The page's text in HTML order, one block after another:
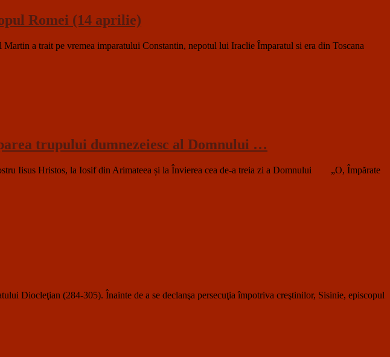
Romei (14 aprilie)
trait pe vremea imparatului Constantin, nepotul lui Iraclie Împaratul si era din Toscana
trupului dumnezeiesc al Domnului …
Iisus Hristos, la Iosif din Arimateea și la Învierea cea de-a treia zi a Domnului „O, Împărate
(284-305). Înainte de a se declanşa persecuţia împotriva creştinilor, Sisinie, episcopul